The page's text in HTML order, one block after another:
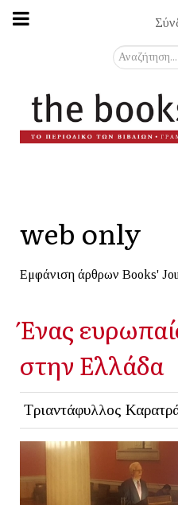
Αναζήτηση...
web only
Εμφάνιση άρθρων Books'
Ένας
στην Ελλάδα
Τριαντάφυλλος